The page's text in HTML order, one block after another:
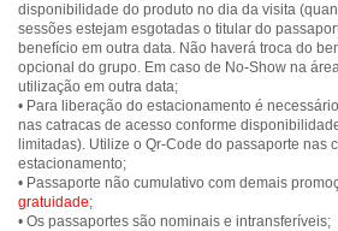
disponibilidade do produto no dia da visita
sessões estejam esgotadas o titular do
benefício em outra data. Não haverá troca do
opcional do grupo. Em caso de No-Show na
utilização em outra data;
• Para liberação do estacionamento é
nas catracas de acesso conforme
limitadas). Utilize o Qr-Code do passaporte nas
estacionamento;
• Passaporte não cumulativo com demais
gratuidade;
• Os passaportes são nominais e intransferíveis;